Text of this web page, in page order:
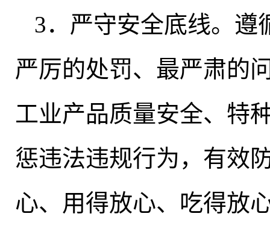
3．严守安全底线。 遵
严厉的处罚、最严肃的
工业产品质量安全、特
惩违法违规行为 ， 有效
心、用得放心、吃得放